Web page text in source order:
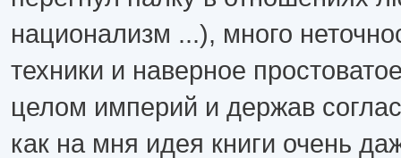
национализм ...), много
техники и наверное
целом империй и держав
как на мня идея книги очень